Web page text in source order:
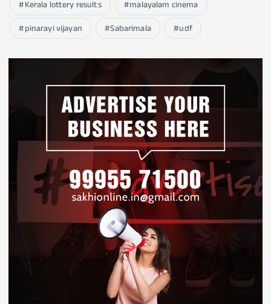
Kerala lottery results
malayalam cinema
pinarayi vijayan
Sabarimala udf